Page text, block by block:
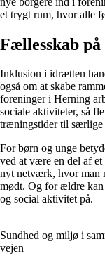
et trygt rum, hvor alle
Fællesskab
Inklusion i idrætten
også om at skabe
foreninger i Herning
sociale aktiviteter, så
træningstider til særlige
For børn og unge
ved at være en del af
nyt netværk, hvor man
mødt. Og for ældre
og social aktivitet på.
Sundhed og miljø i
vejen